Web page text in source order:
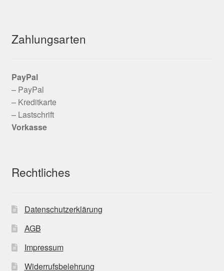
Zahlungsarten
PayPal
– PayPal
– Kreditkarte
– Lastschrift
Vorkasse
Rechtliches
Datenschutzerklärung
AGB
Impressum
Widerrufsbelehrung